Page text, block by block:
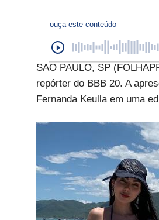
ouça este conteúdo
SÃO PAULO, SP
repórter do BBB 20. A
Fernanda Keulla em uma